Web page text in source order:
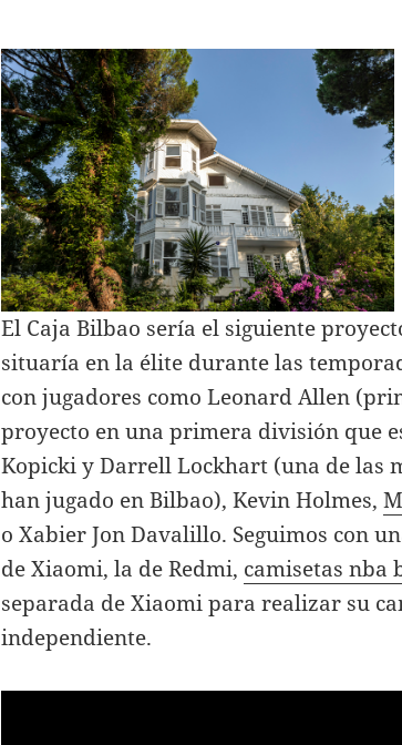
El Caja Bilbao sería el siguiente
situaría en la élite durante las
con jugadores como Leonard Allen
proyecto en una primera división que
Kopicki y Darrell Lockhart (una de las
han jugado en Bilbao), Kevin Holmes,
o Xabier Jon Davalillo. Seguimos con
de Xiaomi, la de Redmi, camisetas nba
separada de Xiaomi para realizar su
independiente.